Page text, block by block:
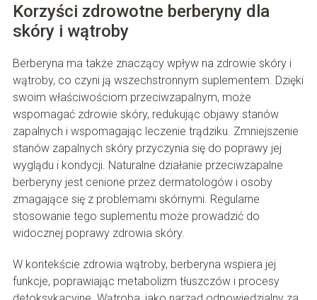
Korzyści zdrowotne berberyny dla
skóry i wątroby
Berberyna ma także znaczący wpływ na zdrowie skóry i
wątroby, co czyni ją wszechstronnym suplementem. Dzięki
swoim właściwościom przeciwzapalnym, może
wspomagać zdrowie skóry, redukując objawy stanów
zapalnych i wspomagając leczenie trądziku. Zmniejszenie
stanów zapalnych skóry przyczynia się do poprawy jej
wyglądu i kondycji. Naturalne działanie przeciwzapalne
berberyny jest cenione przez dermatologów i osoby
zmagające się z problemami skórnymi. Regularne
stosowanie tego suplementu może prowadzić do
widocznej poprawy zdrowia skóry.
W kontekście zdrowia wątroby, berberyna wspiera jej
funkcje, poprawiając metabolizm tłuszczów i procesy